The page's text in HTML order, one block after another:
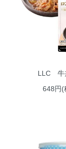
LLC 牛
648円(